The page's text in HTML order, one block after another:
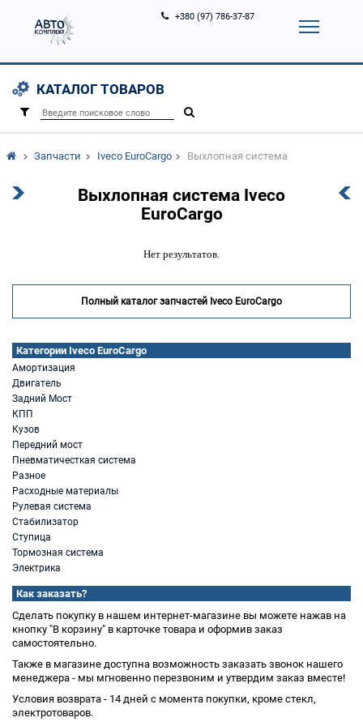
0)
Услуги
+380 (97) 786-37-87
КАТАЛОГ ТОВАРОВ
Запчасти Iveco EuroCargo Выхлопная система
Категории Iveco EuroCargo
Амортизация
Двигатель
Задний Мост
КПП
Кузов
Передний мост
Пневматичесткая система
Разное
Расходные материалы
Рулевая система
Стабилизатор
Ступица
Тормозная система
Электрика
Выхлопная система Iveco
EuroCargo
Нет результатов.
Полный каталог запчастей Iveco EuroCargo
Как заказать?
Сделать покупку в нашем интернет-магазине вы можете нажав на
кнопку "В корзину" в карточке товара и оформив заказ
самостоятельно.
Также в магазине доступна возможность заказать звонок нашего
менеджера - мы мгновенно перезвоним и утвердим заказ вместе!
Условия возврата - 14 дней с момента покупки, кроме стекл,
электротоваров.